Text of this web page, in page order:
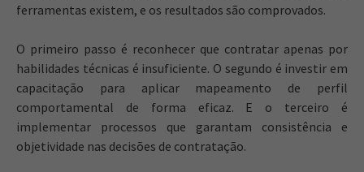
ferramentas existem, e os resultados são comprovados.
O primeiro passo é reconhecer que contratar apenas por
habilidades técnicas é insuficiente. O segundo é investir em
capacitação para aplicar mapeamento de perfil
comportamental de forma eficaz. E o terceiro é
implementar processos que garantam consistência e
objetividade nas decisões de contratação.